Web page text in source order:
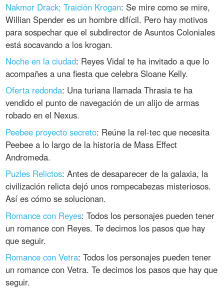
Nakmor Drack; Traición Krogan: Se mire como se mire,
Willian Spender es un hombre difícil. Pero hay motivos
para sospechar que el subdirector de Asuntos Coloniales
está socavando a los krogan.
Noche en la ciudad: Reyes Vidal te ha invitado a que lo
acompañes a una fiesta que celebra Sloane Kelly.
Oferta redonda: Una turiana llamada Thrasia te ha
vendido el punto de navegación de un alijo de armas
robado en el Nexus.
Peebee proyecto secreto: Reúne la rel-tec que necesita
Peebee a lo largo de la historia de Mass Effect
Andromeda.
Puzles Relictos: Antes de desaparecer de la galaxia, la
civilización relicta dejó unos rompecabezas misteriosos.
Así es cómo se solucionan.
Romance con Reyes: Todos los personajes pueden tener
un romance con Reyes. Te decimos los pasos que hay
que seguir.
Romance con Vetra: Todos los personajes pueden tener
un romance con Vetra. Te decimos los pasos que hay que
seguir.